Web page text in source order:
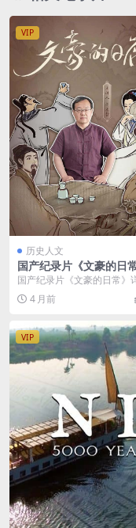
VIP
历史人文
国产纪录片《文豪的日
5》全22集 国语中字
MKV/9.19G 诗人的另一
国产纪录片《文豪的日常》
产纪录片《文豪的日常 2025
22集完整...
4 月前
VIP